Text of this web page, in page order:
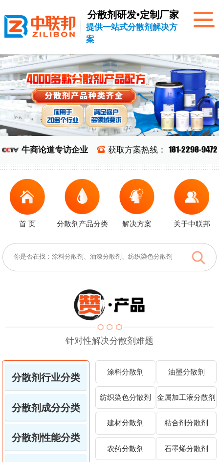
分散剂研发•定制厂家
提供一站式分散剂解决方
案
牛商论道专访企业 获取方案热线： 181-2298-9472
首 页 分散剂产品分类 解决方案 关于中联邦
针对性解决分散剂难题
分散剂行业分类
分散剂成分分类
分散剂性能分类
涂料分散剂 油墨分散剂
纺织染色分散剂 金属加工液分散剂
建材分散剂 粘合剂分散剂
农药分散剂 石墨烯分散剂